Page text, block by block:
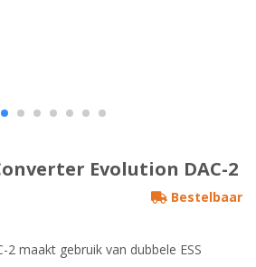
Evolution DAC-2
Bestelbaar
2 maakt gebruik van dubbele ESS